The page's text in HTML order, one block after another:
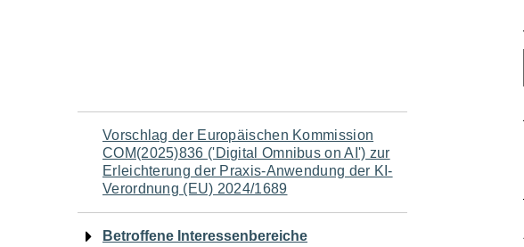
Navigation
für
den
Vorschlag der Europäischen Kommission
COM(2025)836 ('Digital Omnibus on AI') zur
Erleichterung der Praxis-Anwendung der KI-
Verordnung (EU) 2024/1689
Betroffene Interessenbereiche